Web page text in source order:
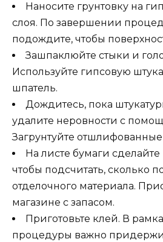
Наносите грунтовку на
слоя. По завершении
подождите, чтобы
Зашпаклюйте стыки и
Используйте гипсовую
шпатель.
Дождитесь, пока
удалите неровности с
Загрунтуйте отшлифованные
На листе бумаги
чтобы подсчитать, сколько
отделочного материала.
магазине с запасом.
Приготовьте клей. В
процедуры важно